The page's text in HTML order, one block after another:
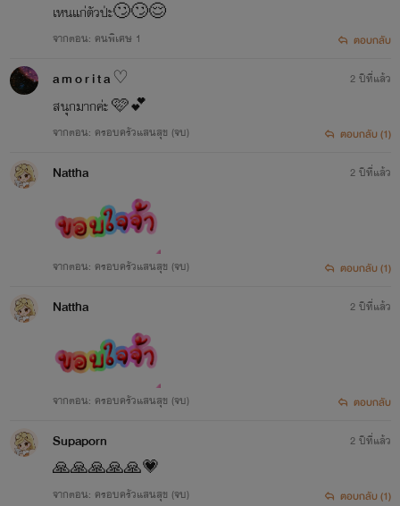
เหนแก่ตัวป่ะ🙄🙄😌
จากตอน: คนพิเศษ 1 ตอบกลับ
a m o r i t a ♡︎
สนุกมากค่ะ 🩷💕
จากตอน: ครอบครัวแสนสุข (จบ)
2 ปีที่แล้ว
ตอบกลับ (1)
Nattha
จากตอน: ครอบครัวแสนสุข (จบ)
2 ปีที่แล้ว
ตอบกลับ (1)
Nattha
จากตอน: ครอบครัวแสนสุข (จบ)
2 ปีที่แล้ว
ตอบกลับ
Supaporn
🙏🙏🙏🙏🙏💗
จากตอน: ครอบครัวแสนสุข (จบ)
2 ปีที่แล้ว
ตอบกลับ (1)